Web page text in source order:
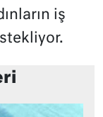
iş